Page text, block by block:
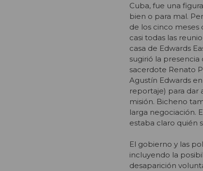
Cuba, fue una
bien o para mal.
de los cinco
casi todas las
casa de Edwards
sugirió la
sacerdote Renato
Agustín Edwards en
reportaje) para dar
misión. Bicheno
larga negociación.
estaba claro quién
El gobierno y las
incluyendo la
desaparición